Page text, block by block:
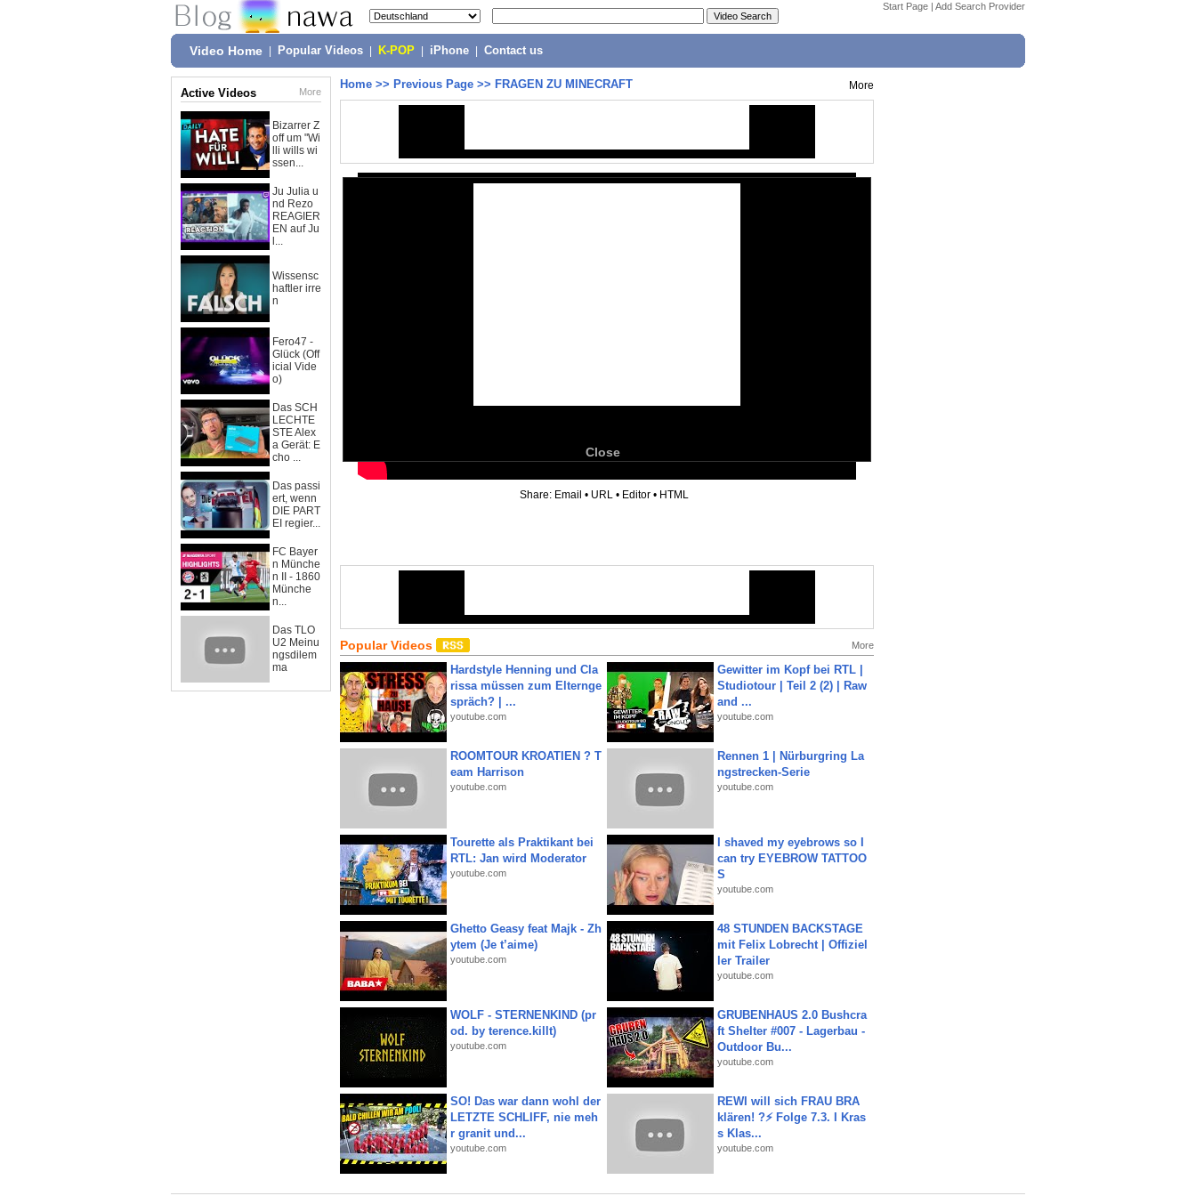
Start Page | Add Search Provider
Video Home Popular Videos K-POP iPhone Contact us
Active Videos More
Bizarrer Z
off um "Wi
lli wills wi
ssen...
Ju Julia u
nd Rezo
REAGIER
EN auf Ju
l...
Wissensc
haftler irre
n
Fero47 -
Glück (Off
icial Vide
o)
Das SCH
LECHTE
STE Alex
a Gerät: E
cho ...
Das passi
ert, wenn
DIE PART
EI regier...
FC Bayer
n Münche
n II - 1860
Münche
n...
Das TLO
U2 Meinu
ngsdilem
ma
Home >> Previous Page >> FRAGEN ZU MINECRAFT More
Close
Share: Email • URL • Editor • HTML
Popular Videos More
Hardstyle Henning und Cla
rissa müssen zum Elternge
spräch? | ...
youtube.com
Gewitter im Kopf bei RTL |
Studiotour | Teil 2 (2) | Raw
and ...
youtube.com
ROOMTOUR KROATIEN ? T
eam Harrison
youtube.com
Rennen 1 | Nürburgring La
ngstrecken-Serie
youtube.com
Tourette als Praktikant bei
RTL: Jan wird Moderator
youtube.com
I shaved my eyebrows so I
can try EYEBROW TATTOO
S
youtube.com
Ghetto Geasy feat Majk - Zh
ytem (Je t’aime)
youtube.com
48 STUNDEN BACKSTAGE
mit Felix Lobrecht | Offiziel
ler Trailer
youtube.com
WOLF - STERNENKIND (pr
od. by terence.killt)
youtube.com
GRUBENHAUS 2.0 Bushcra
ft Shelter #007 - Lagerbau -
Outdoor Bu...
youtube.com
SO! Das war dann wohl der
LETZTE SCHLIFF, nie meh
r granit und...
youtube.com
REWI will sich FRAU BRA
klären! ?⚡️ Folge 7.3. I Kras
s Klas...
youtube.com